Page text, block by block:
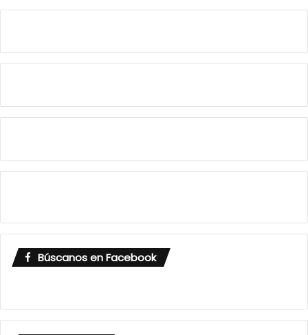
Búscanos en Facebook